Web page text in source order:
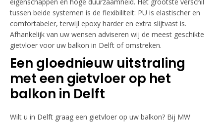
tussen beide systemen is de flexibiliteit: PU is elastischer en
comfortabeler, terwijl epoxy harder en extra slijtvast is.
Afhankelijk van uw wensen adviseren wij de meest geschikte
gietvloer voor uw balkon in Delft of omstreken.
Een gloednieuw uitstraling
met een gietvloer op het
balkon in Delft
Wilt u in Delft graag een gietvloer op uw balkon? Bij MW